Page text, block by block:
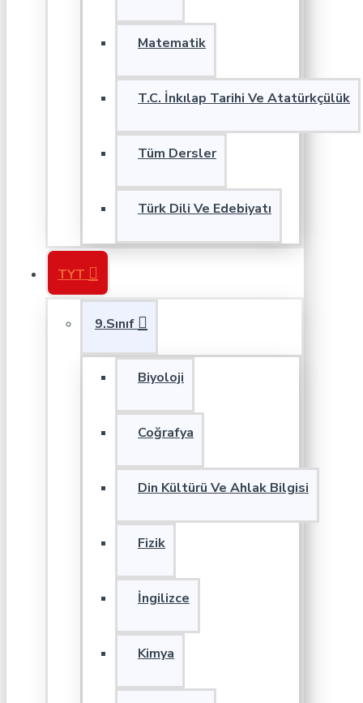
Matematik
T.C. İnkılap Tarihi Ve Atatürkçülük
Tüm Dersler
Türk Dili Ve Edebiyatı
TYT
9.Sınıf
Biyoloji
Coğrafya
Din Kültürü Ve Ahlak Bilgisi
Fizik
İngilizce
Kimya